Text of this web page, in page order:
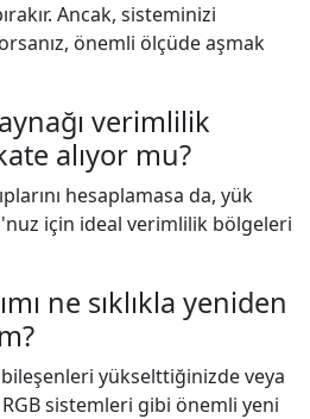
Ancak, sisteminizi
önemli ölçüde aşmak
verimlilik
alıyor mu?
hesaplamasa da, yük
için ideal verimlilik bölgeleri
ne sıklıkla yeniden
bileşenleri yükselttiğinizde veya
sistemleri gibi önemli yeni